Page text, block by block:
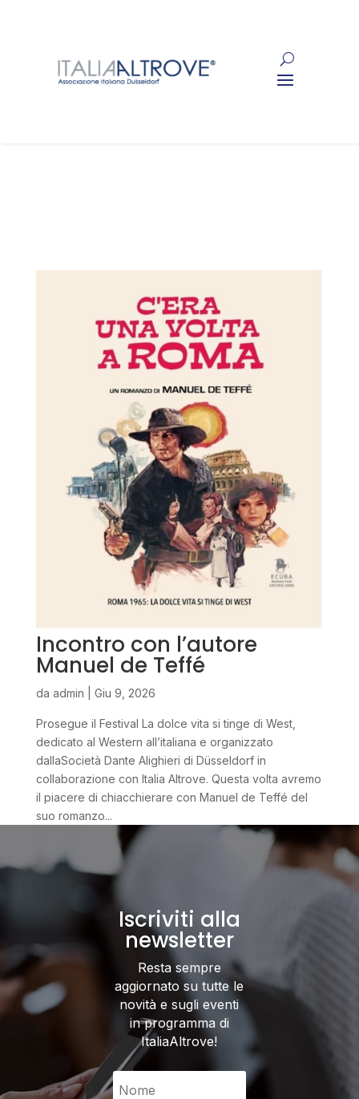
Incontro con l’autore
Manuel de Teffé
da admin Giu 9, 2026
Prosegue il Festival La dolce vita si tinge di West,
dedicato al Western all’italiana e organizzato
dallaSocietà Dante Alighieri di Düsseldorf in
collaborazione con Italia Altrove. Questa volta avremo
il piacere di chiacchierare con Manuel de Teffé del
suo romanzo...
Iscriviti alla
newsletter
Resta sempre
aggiornato su tutte le
novità e sugli eventi
in programma di
ItaliaAltrove!